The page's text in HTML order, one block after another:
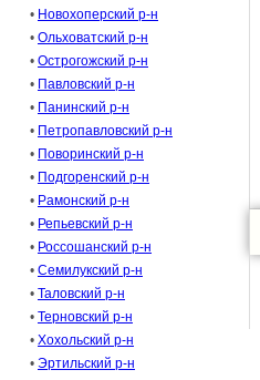
• Новохоперский р-н
• Ольховатский р-н
• Острогожский р-н
• Павловский р-н
• Панинский р-н
• Петропавловский р-н
• Поворинский р-н
• Подгоренский р-н
• Рамонский р-н
• Репьевский р-н
• Россошанский р-н
• Семилукский р-н
• Таловский р-н
• Терновский р-н
• Хохольский р-н
• Эртильский р-н